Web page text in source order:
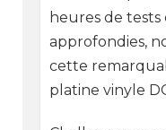
heures de tests
approfondies,
cette
platine vinyle